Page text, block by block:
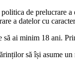
de prelucrare
a datelor cu
ai minim 18 ani.
să își asume